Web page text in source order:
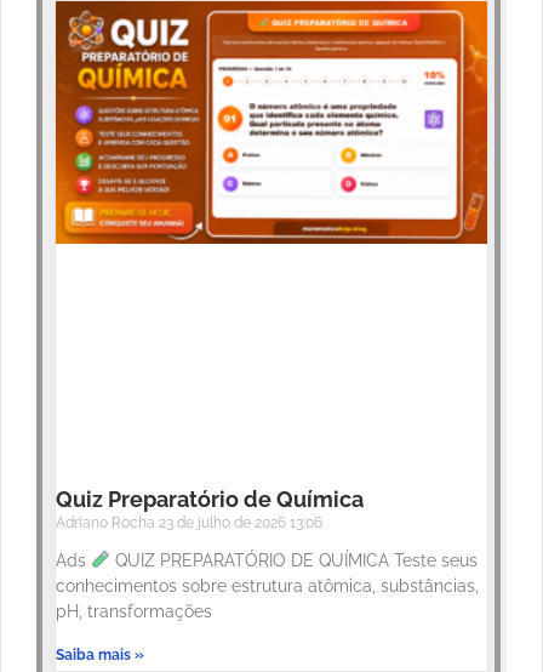
Quiz Preparatório de Química
Adriano Rocha 23 de julho de 2026 13:06
Ads
QUIZ PREPARATÓRIO DE QUÍMICA Teste seus
conhecimentos sobre estrutura atômica, substâncias,
pH, transformações
Saiba mais »